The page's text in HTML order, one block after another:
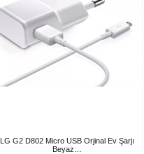
LG G2 D802 Micro USB Orjinal Ev Şarjı
Beyaz…